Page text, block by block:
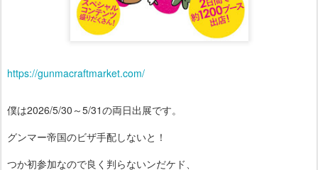
https://gunmacraftmarket.com/
僕は2026/5/30～5/31の両日出展です。
グンマー帝国のビザ手配しないと！
つか初参加なので良く判らないンだケド、